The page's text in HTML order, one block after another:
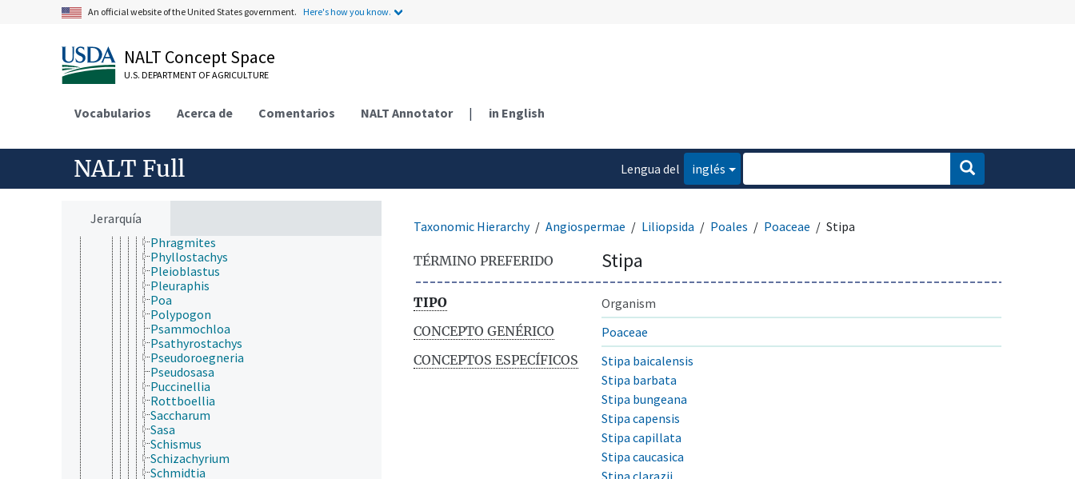
An official website of the United States government. Here's how you know.
NALT Concept Space
U.S. DEPARTMENT OF AGRICULTURE
Vocabularios Acerca de Comentarios NALT Annotator | in English
NALT Full
Lengua del
inglés
Jerarquía
Neyraudia
Oplismenus
Orcuttia
Oropetium
Oryzopsis
Pascopyrum
Paspalum
Phalaris
Phragmites
Phyllostachys
Pleioblastus
Pleuraphis
Poa
Polypogon
Psammochloa
Psathyrostachys
Pseudoroegneria
Pseudosasa
Puccinellia
Rottboellia
Saccharum
Sasa
Schismus
Schizachyrium
Schmidtia
Taxonomic Hierarchy Angiospermae Liliopsida Poales Poaceae Stipa
TÉRMINO PREFERIDO Stipa
TIPO
Organism
CONCEPTO GENÉRICO
Poaceae
CONCEPTOS ESPECÍFICOS
Stipa baicalensis
Stipa barbata
Stipa bungeana
Stipa capensis
Stipa capillata
Stipa caucasica
Stipa clarazii